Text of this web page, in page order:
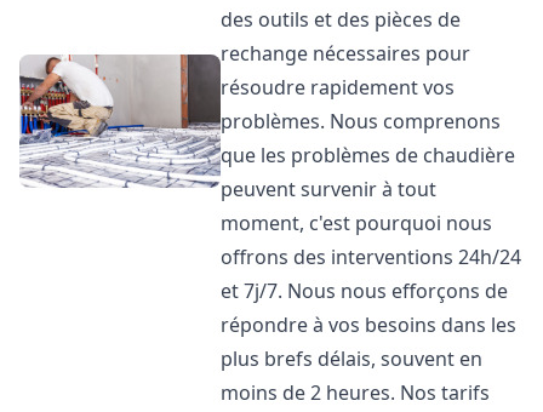
des outils et des pièces de
rechange nécessaires pour
résoudre rapidement vos
problèmes. Nous comprenons
que les problèmes de chaudière
peuvent survenir à tout
moment, c'est pourquoi nous
offrons des interventions 24h/24
et 7j/7. Nous nous efforçons de
répondre à vos besoins dans les
plus brefs délais, souvent en
moins de 2 heures. Nos tarifs